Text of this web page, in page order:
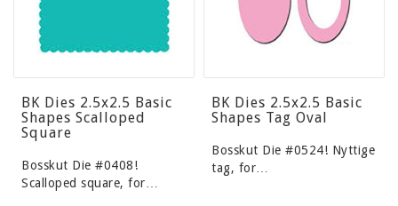
BK Dies 2.5x2.5 Basic
Shapes Scalloped
Square
Bosskut Die #0408!
Scalloped square, for…
BK Dies 2.5x2.5 Basic
Shapes Tag Oval
Bosskut Die #0524! Nyttige
tag, for…